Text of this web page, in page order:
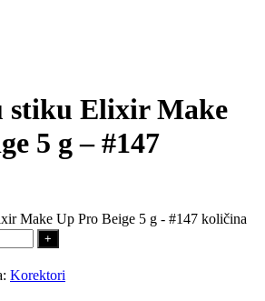
stiku Elixir Make
5 g – #147
Make Up Pro Beige 5 g - #147 količina
Korektori